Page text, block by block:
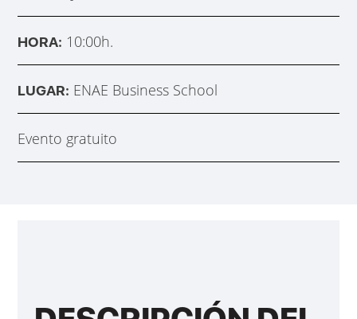
HORA: 10:00h.
LUGAR: ENAE Business School
Evento gratuito